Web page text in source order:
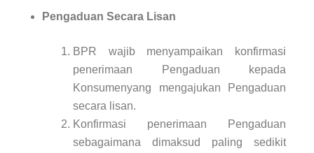
Pengaduan Secara Lisan
BPR wajib menyampaikan konfirmasi
penerimaan Pengaduan kepada
Konsumenyang mengajukan Pengaduan
secara lisan.
Konfirmasi penerimaan Pengaduan
sebagaimana dimaksud paling sedikit